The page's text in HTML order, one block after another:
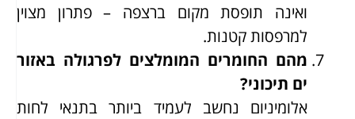
ואינה תופסת מקום ברצפה – פתרון מצוין
למרפסות קטנות.
מהם החומרים המומלצים לפרגולה באזור
ים תיכוני?
אלומיניום נחשב לעמיד ביותר בתנאי לחות